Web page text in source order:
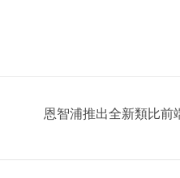
恩智浦推出全新類比前